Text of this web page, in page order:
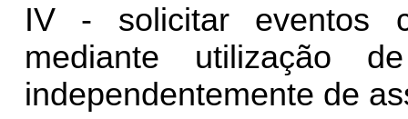
IV - solicitar eventos
mediante utilização
independentemente de